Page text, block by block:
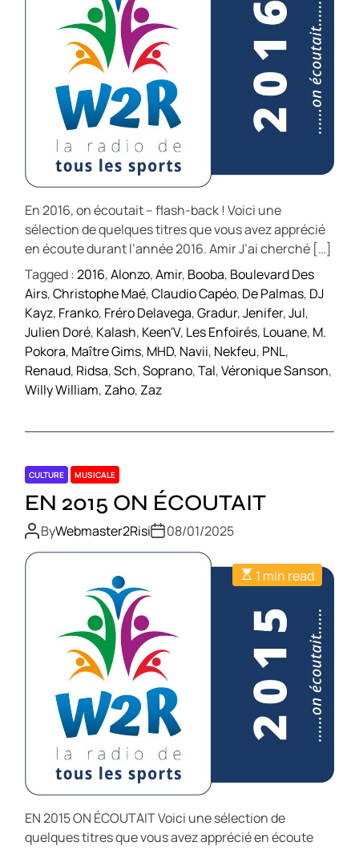
En 2016, on écoutait – flash-back ! Voici une
sélection de quelques titres que vous avez apprécié
en écoute durant l’année 2016. Amir J’ai cherché […]
Tagged :2016,Alonzo,Amir, Booba, Boulevard Des
Airs,Christophe Maé,Claudio Capéo, De Palmas, DJ
Kayz, Franko, Fréro Delavega,Gradur,Jenifer,Jul,
Julien Doré, Kalash, Keen'V, Les Enfoirés, Louane, M.
Pokora, Maître Gims, MHD, Navii, Nekfeu, PNL,
Renaud, Ridsa,Sch,Soprano,Tal,Véronique Sanson,
Willy William, Zaho, Zaz
CULTURE MUSICALE
EN 2015 ON ÉCOUTAIT
ByWebmaster2Risi 08/01/2025
1 min read
EN 2015 ON ÉCOUTAIT Voici une sélection de
quelques titres que vous avez apprécié en écoute